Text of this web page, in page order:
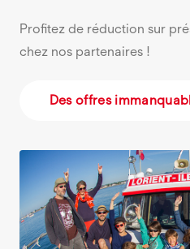
Profitez de réduction sur
chez nos partenaires !
Des offres